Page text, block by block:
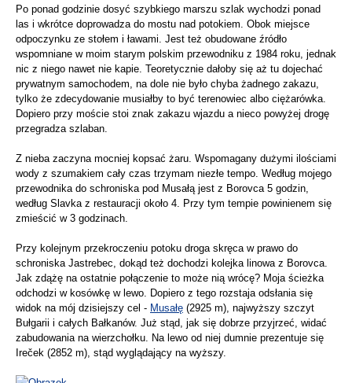
Po ponad godzinie dosyć szybkiego marszu szlak wychodzi ponad
las i wkrótce doprowadza do mostu nad potokiem. Obok miejsce
odpoczynku ze stołem i ławami. Jest też obudowane źródło
wspomniane w moim starym polskim przewodniku z 1984 roku, jednak
nic z niego nawet nie kapie. Teoretycznie dałoby się aż tu dojechać
prywatnym samochodem, na dole nie było chyba żadnego zakazu,
tylko że zdecydowanie musiałby to być terenowiec albo ciężarówka.
Dopiero przy moście stoi znak zakazu wjazdu a nieco powyżej drogę
przegradza szlaban.
Z nieba zaczyna mocniej kopsać żaru. Wspomagany dużymi ilościami
wody z szumakiem cały czas trzymam niezłe tempo. Według mojego
przewodnika do schroniska pod Musałą jest z Borovca 5 godzin,
według Slavka z restauracji około 4. Przy tym tempie powinienem się
zmieścić w 3 godzinach.
Przy kolejnym przekroczeniu potoku droga skręca w prawo do
schroniska Jastrebec, dokąd też dochodzi kolejka linowa z Borovca.
Jak zdążę na ostatnie połączenie to może nią wrócę? Moja ścieżka
odchodzi w kosówkę w lewo. Dopiero z tego rozstaja odsłania się
widok na mój dzisiejszy cel - Musałę (2925 m), najwyższy szczyt
Bułgarii i całych Bałkanów. Już stąd, jak się dobrze przyjrzeć, widać
zabudowania na wierzchołku. Na lewo od niej dumnie prezentuje się
Ireček (2852 m), stąd wyglądający na wyższy.